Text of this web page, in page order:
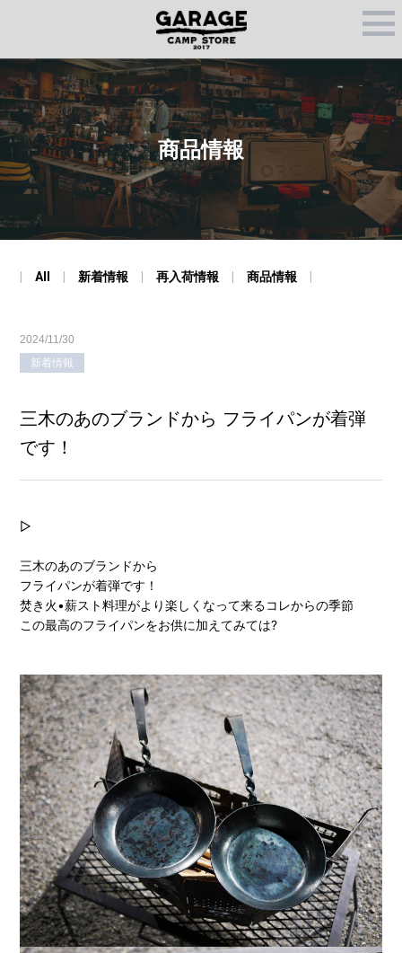
M
U
商品情報
All 新着情報 再入荷情報 商品情報
2024/11/30
新着情報
三木のあのブランドから フライパンが着弾
です！
▷
三木のあのブランドから
フライパンが着弾です！
焚き火•薪スト料理がより楽しくなって来るコレからの季節
この最高のフライパンをお供に加えてみては?